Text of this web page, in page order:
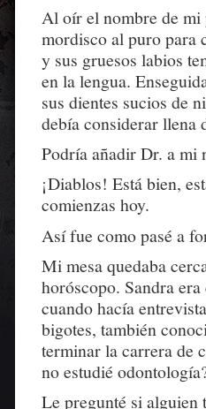
Al oír el nombre de
mordisco al puro para
y sus gruesos labios
en la lengua.
sus dientes sucios de
debía considerar llena
Podría añadir Dr. a mi
¡Diablos! Está bien,
comienzas hoy.
Así fue como pasé a
Mi mesa quedaba
horóscopo. Sandra
cuando hacía
bigotes, también
terminar la carrera de
no estudié
Le pregunté si alguien